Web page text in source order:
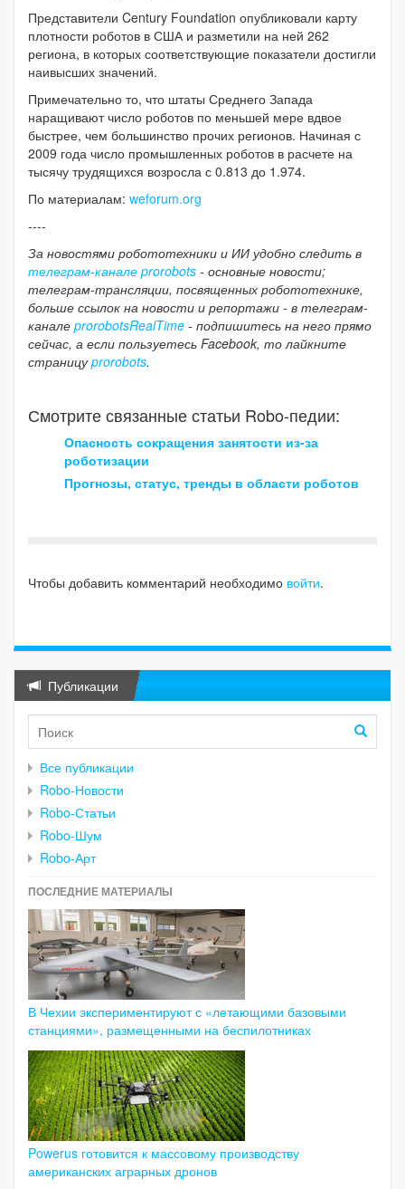
Представители Century Foundation опубликовали карту
плотности роботов в США и разметили на ней 262
региона, в которых соответствующие показатели достигли
наивысших значений.
Примечательно то, что штаты Среднего Запада
наращивают число роботов по меньшей мере вдвое
быстрее, чем большинство прочих регионов. Начиная с
2009 года число промышленных роботов в расчете на
тысячу трудящихся возросла с 0.813 до 1.974.
По материалам: weforum.org
----
За новостями робототехники и ИИ удобно следить в
телеграм-канале prorobots - основные новости;
телеграм-трансляции, посвященных робототехнике,
больше ссылок на новости и репортажи - в телеграм-
канале prorobotsRealTime - подпишитесь на него прямо
сейчас, а если пользуетесь Facebook, то лайкните
страницуprorobots.
Смотрите связанные статьи Robo-педии:
Опасность сокращения занятости из-за
роботизации
Прогнозы, статус, тренды в области роботов
Чтобы добавить комментарий необходимо войти.
Публикации
Все публикации
Robo-Новости
Robo-Статьи
Robo-Шум
Robo-Арт
ПОСЛЕДНИЕ МАТЕРИАЛЫ
В Чехии экспериментируют с «летающими базовыми
станциями», размещенными на беспилотниках
Powerus готовится к массовому производству
американских аграрных дронов